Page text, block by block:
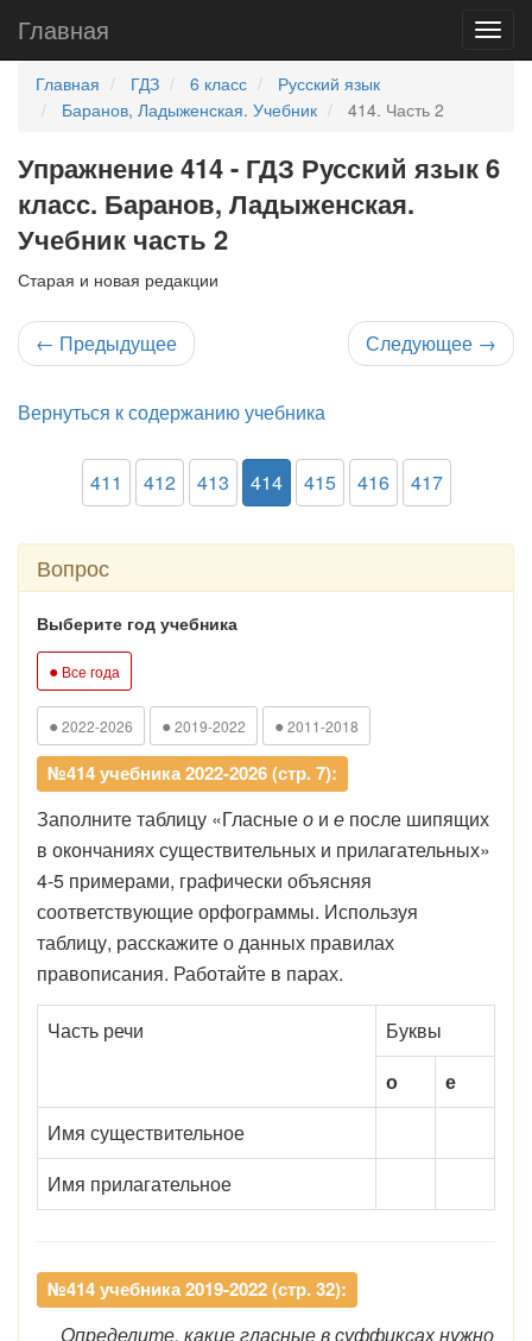
Главная
Главная ГДЗ 6 класс
Русский язык
Баранов, Ладыженская. Учебник
414. Часть 2
Упражнение 414 - ГДЗ Русский язык 6
класс. Баранов, Ладыженская.
Учебник часть 2
Старая и новая редакции
← Предыдущее Следующее →
Вернуться к содержанию учебника
411 412 413 414 415 416 417
Вопрос
Выберите год учебника
● Все года
● 2022-2026 ● 2019-2022 ● 2011-2018
№414 учебника 2022-2026 (стр. 7):
Заполните таблицу «Гласныео и е после шипящих
в окончаниях существительных и прилагательных»
4-5 примерами, графически объясняя
соответствующие орфограммы. Используя
таблицу, расскажите о данных правилах
правописания. Работайте в парах.
Часть речи
Буквы
о
е
Имя существительное
Имя прилагательное
№414 учебника 2019-2022 (стр. 32):
Определите, какие гласные в суффиксах нужно